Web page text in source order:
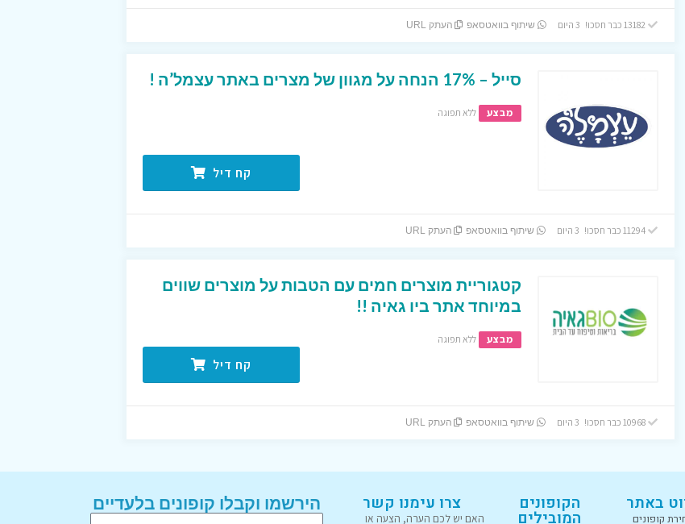
13182 כבר חסכו! 3 היום שיתוף בוואטסאפ העתק URL
סייל – 17% הנחה על מגוון של מצרים באתר עצמל’ה !
מבצע ללא תפוגה
קח דיל
11294 כבר חסכו! 3 היום שיתוף בוואטסאפ העתק URL
קטגוריית מוצרים חמים עם הטבות על מוצרים שווים
במיוחד אתר ביו גאיה !!
מבצע ללא תפוגה
קח דיל
10968 כבר חסכו! 3 היום שיתוף בוואטסאפ העתק URL
באתר
קופונים
הקופונים
המובילים
צרו עימנו קשר
האם יש לכם הערה, הצעה או
הירשמו וקבלו קופונים בלעדיים